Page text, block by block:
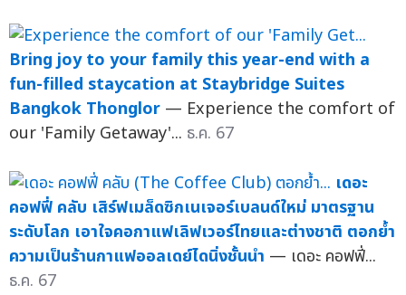
Bring joy to your family this year-end with a
fun-filled staycation at Staybridge Suites
Bangkok Thonglor — Experience the comfort of
our 'Family Getaway'... ธ.ค. 67
เดอะ
คอฟฟี่ คลับ เสิร์ฟเมล็ดซิกเนเจอร์เบลนด์ใหม่ มาตรฐาน
ระดับโลก เอาใจคอกาแฟเลิฟเวอร์ไทยและต่างชาติ ตอกย้ำ
ความเป็นร้านกาแฟออลเดย์ไดนิ่งชั้นนำ — เดอะ คอฟฟี่...
ธ.ค. 67